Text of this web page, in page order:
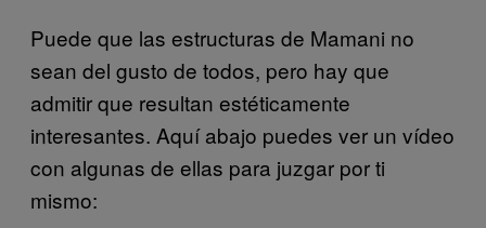
Puede que las estructuras de Mamani no
sean del gusto de todos, pero hay que
admitir que resultan estéticamente
interesantes. Aquí abajo puedes ver un vídeo
con algunas de ellas para juzgar por ti
mismo: